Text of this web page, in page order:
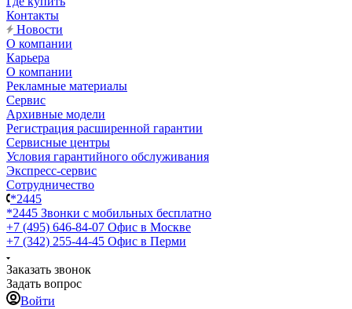
Контакты
Новости
О компании
Карьера
О компании
Рекламные материалы
Сервис
Архивные модели
Регистрация расширенной гарантии
Сервисные центры
Условия гарантийного обслуживания
Экспресс-сервис
Сотрудничество
*2445
*2445 Звонки с мобильных бесплатно
+7 (495) 646-84-07 Офис в Москве
+7 (342) 255-44-45 Офис в Перми
Заказать звонок
Задать вопрос
Войти